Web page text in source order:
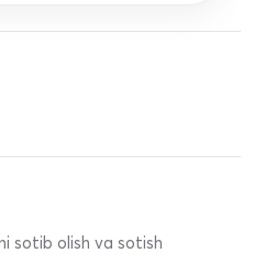
sotib olish va sotish